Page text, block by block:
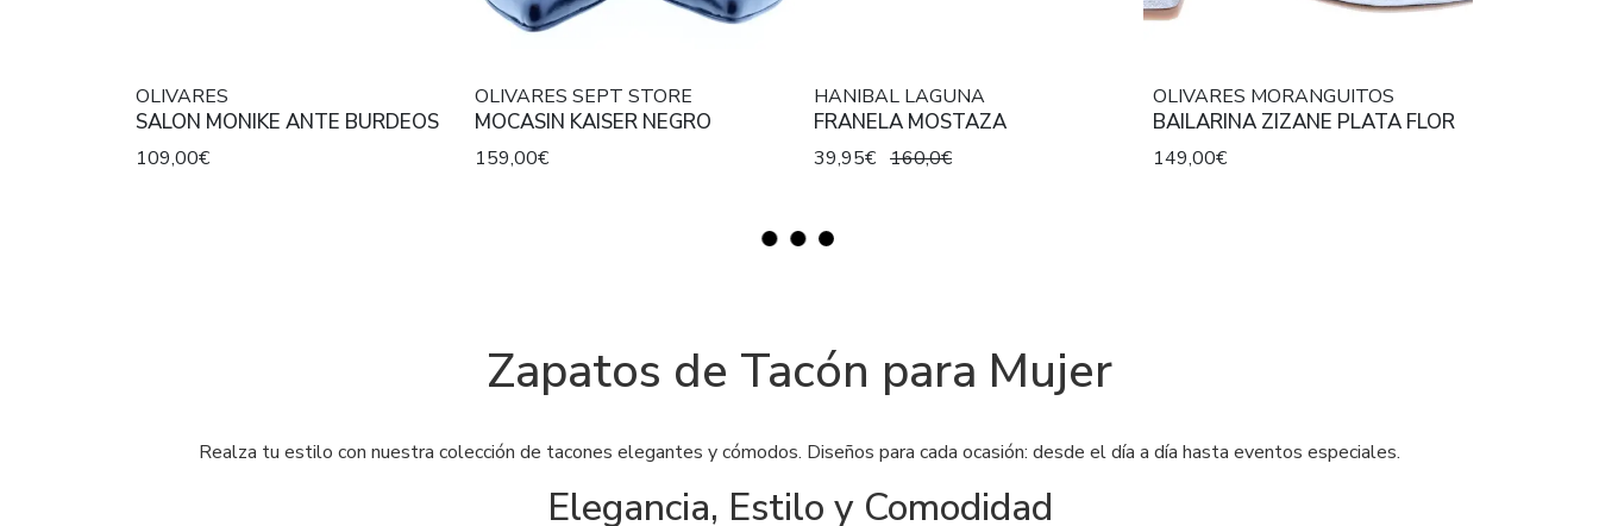
OLIVARES
SALON MONIKE ANTE BURDEOS
109,00€
OLIVARES SEPT STORE
MOCASIN KAISER NEGRO
159,00€
HANIBAL LAGUNA
FRANELA MOSTAZA
39,95€ 160,0€
OLIVARES MORANGUITOS
BAILARINA ZIZANE PLATA FLOR
149,00€
Zapatos de Tacón para Mujer
Realza tu estilo con nuestra colección de tacones elegantes y cómodos. Diseños para cada ocasión: desde el día a día hasta eventos especiales.
Elegancia, Estilo y Comodidad